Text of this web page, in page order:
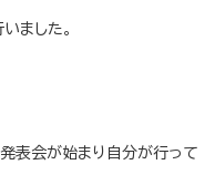
ました。
表会が始まり自分が行って